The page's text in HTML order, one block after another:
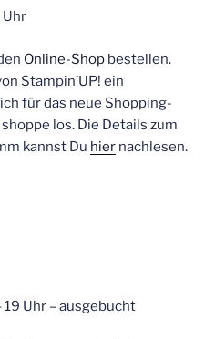
Uhr
Online-Shop bestellen.
Stampin’UP! ein
für das neue Shopping-
los. Die Details zum
kannst Du hier nachlesen.
Uhr – ausgebucht